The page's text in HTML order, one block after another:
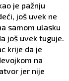
je pažnju
još uvek ne
samom ulasku
još uvek tuguje.
krije da je
na
jer nije